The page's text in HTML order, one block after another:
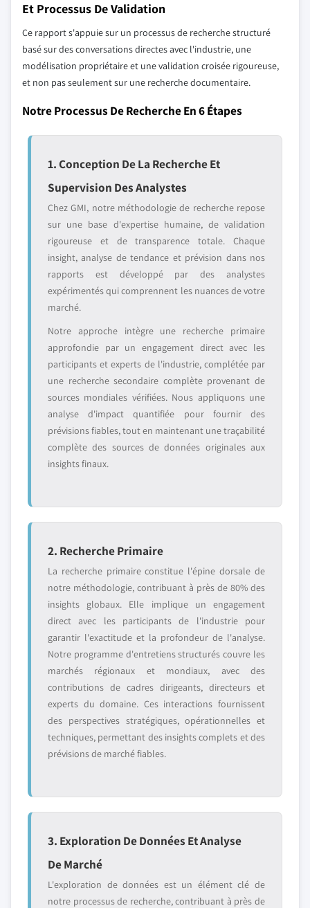
Et Processus De Validation
Ce rapport s'appuie sur un processus de recherche structuré
basé sur des conversations directes avec l'industrie, une
modélisation propriétaire et une validation croisée rigoureuse,
et non pas seulement sur une recherche documentaire.
Notre Processus De Recherche En 6 Étapes
1. Conception De La Recherche Et
Supervision Des Analystes
Chez GMI, notre méthodologie de recherche repose
sur une base d'expertise humaine, de validation
rigoureuse et de transparence totale. Chaque
insight, analyse de tendance et prévision dans nos
rapports est développé par des analystes
expérimentés qui comprennent les nuances de votre
marché.
Notre approche intègre une recherche primaire
approfondie par un engagement direct avec les
participants et experts de l'industrie, complétée par
une recherche secondaire complète provenant de
sources mondiales vérifiées. Nous appliquons une
analyse d'impact quantifiée pour fournir des
prévisions fiables, tout en maintenant une traçabilité
complète des sources de données originales aux
insights finaux.
2. Recherche Primaire
La recherche primaire constitue l'épine dorsale de
notre méthodologie, contribuant à près de 80% des
insights globaux. Elle implique un engagement
direct avec les participants de l'industrie pour
garantir l'exactitude et la profondeur de l'analyse.
Notre programme d'entretiens structurés couvre les
marchés régionaux et mondiaux, avec des
contributions de cadres dirigeants, directeurs et
experts du domaine. Ces interactions fournissent
des perspectives stratégiques, opérationnelles et
techniques, permettant des insights complets et des
prévisions de marché fiables.
3. Exploration De Données Et Analyse
De Marché
L'exploration de données est un élément clé de
notre processus de recherche, contribuant à près de